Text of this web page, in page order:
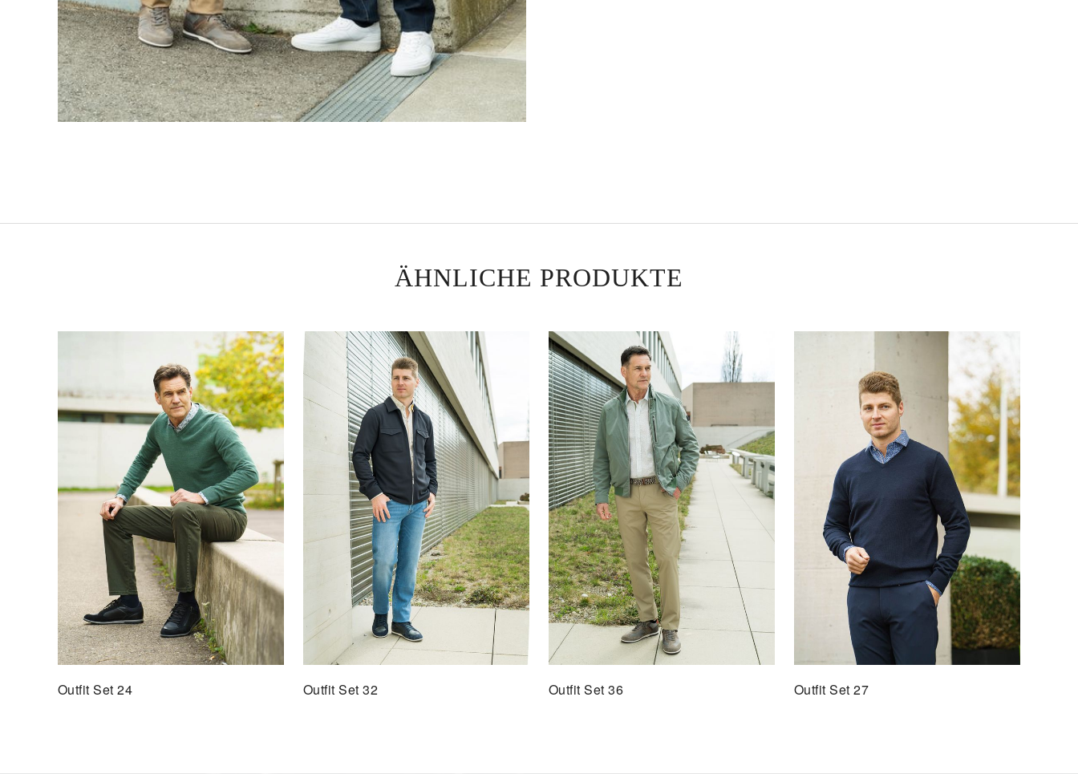
Outfit Set 31
AUF DEN MERKZETTEL
ÄHNLICHE PRODUKTE
Outfit Set 24 Outfit Set 32 Outfit Set 36 Outfit Set 27